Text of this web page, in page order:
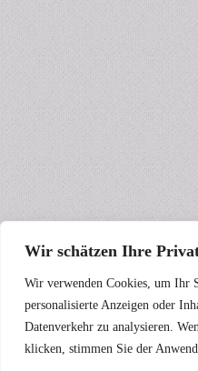
Wir schätzen Ihre
Wir verwenden Cookies, um Ihr
personalisierte Anzeigen oder
Datenverkehr zu analysieren.
klicken, stimmen Sie der